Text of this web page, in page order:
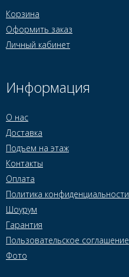
Корзина
Оформить заказ
Личный кабинет
Информация
О нас
Доставка
Подъем на этаж
Контакты
Оплата
Политика конфиденциальности
Шоурум
Гарантия
Пользовательское соглашение
Фото